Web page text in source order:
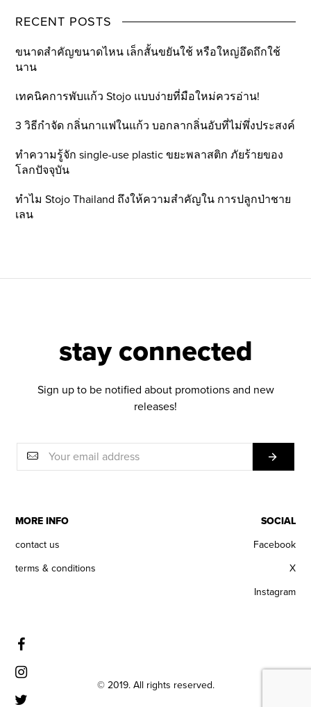
RECENT POSTS
ขนาดสำคัญขนาดไหน เล็กสั้นขยันใช้ หรือใหญ่อึดถึกใช้
นาน
เทคนิคการพับแก้ว Stojo แบบง่ายที่มือใหม่ควรอ่าน!
3 วิธีกำจัด กลิ่นกาแฟในแก้ว บอกลากลิ่นอับที่ไม่พึ่งประสงค์
ทำความรู้จัก single-use plastic ขยะพลาสติก ภัยร้ายของ
โลกปัจจุบัน
ทำไม Stojo Thailand ถึงให้ความสำคัญใน การปลูกป่าชาย
เลน
stay connected
Sign up to be notified about promotions and new
releases!
MORE INFO
contact us
terms & conditions
SOCIAL
Facebook
X
Instagram
© 2019. All rights reserved.